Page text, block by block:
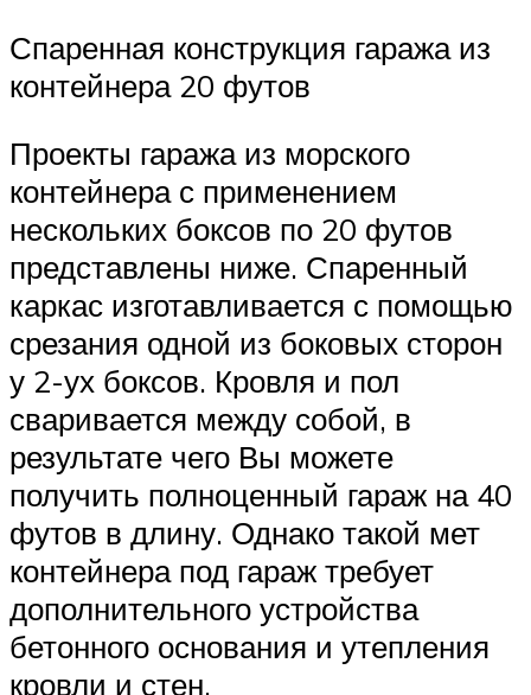
Спаренная конструкция гаража из
контейнера 20 футов
Проекты гаража из морского
контейнера с применением
нескольких боксов по 20 футов
представлены ниже. Спаренный
каркас изготавливается с помощью
срезания одной из боковых сторон
у 2-ух боксов. Кровля и пол
сваривается между собой, в
результате чего Вы можете
получить полноценный гараж на 40
футов в длину. Однако такой мет
контейнера под гараж требует
дополнительного устройства
бетонного основания и утепления
кровли и стен.